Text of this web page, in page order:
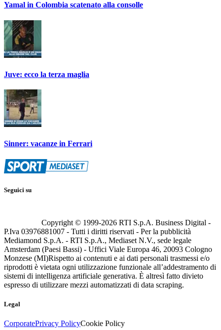
Yamal in Colombia scatenato alla consolle
Juve: ecco la terza maglia
Sinner: vacanze in Ferrari
Seguici su
Copyright © 1999-2026 RTI S.p.A. Business Digital -
P.Iva 03976881007 - Tutti i diritti riservati - Per la pubblicità
Mediamond S.p.A. - RTI S.p.A., Mediaset N.V., sede legale
Amsterdam (Paesi Bassi) - Uffici Viale Europa 46, 20093 Cologno
Monzese (MI)Rispetto ai contenuti e ai dati personali trasmessi e/o
riprodotti è vietata ogni utilizzazione funzionale all’addestramento di
sistemi di intelligenza artificiale generativa. È altresì fatto divieto
espresso di utilizzare mezzi automatizzati di data scraping.
Legal
CorporatePrivacy PolicyCookie Policy